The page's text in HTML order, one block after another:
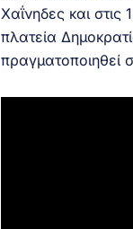
Χαΐνηδες και
πλατεία
πραγματοποιηθεί